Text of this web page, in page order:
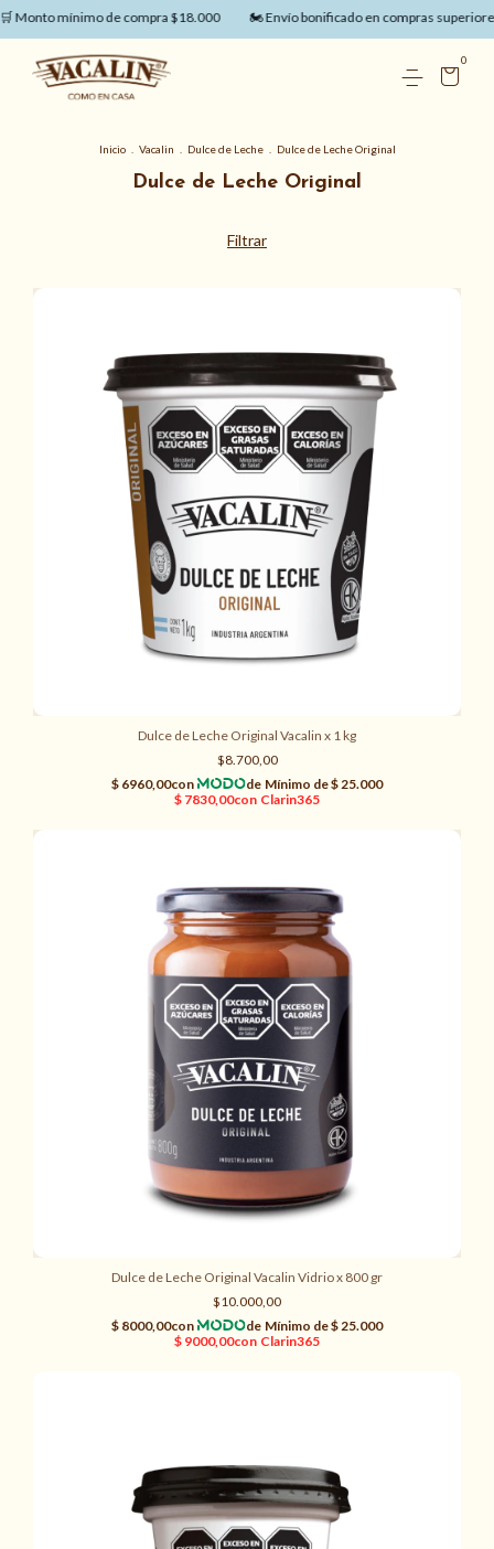
mínimo de compra $18.000 🏍️ Envío bonificado en compras superiores a
0
Inicio Vacalin Dulce de Leche Dulce de Leche Original
Dulce de Leche Original
Filtrar
Dulce de Leche Original Vacalin x 1 kg
$8.700,00
Dulce de Leche Original Vacalin Vidrio x 800 gr
$10.000,00